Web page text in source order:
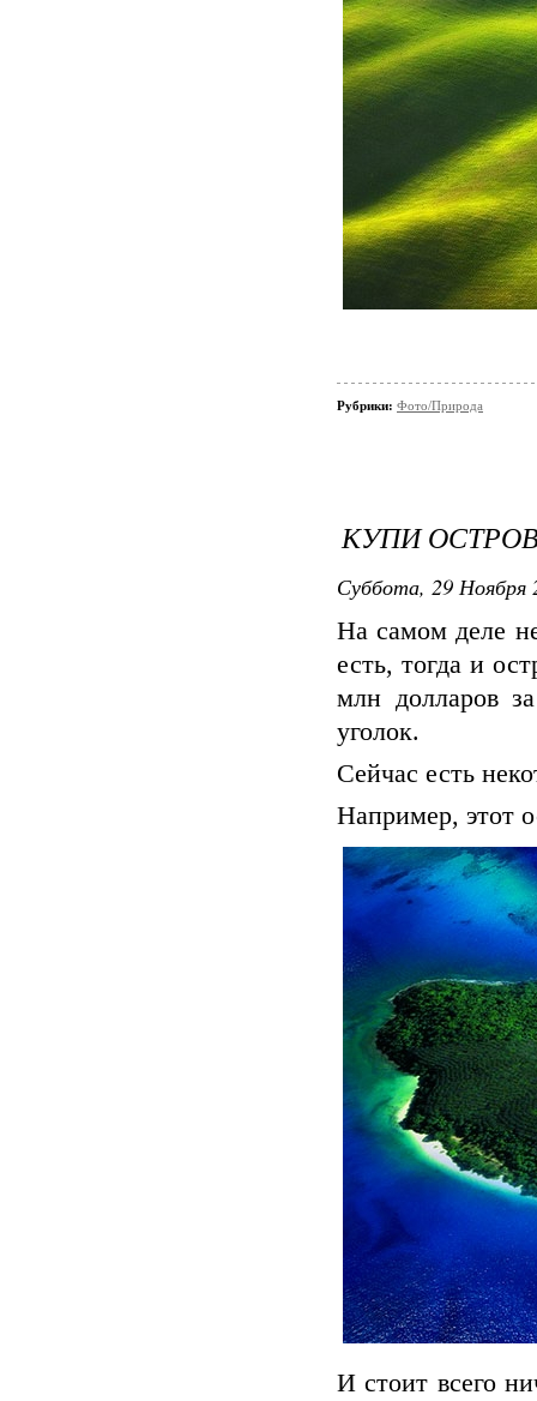
Рубрики: Фото/Природа
КУПИ
Суббота, 29 Ноября
На самом деле
есть, тогда и
млн долларов
уголок.
Сейчас есть
Например, этот
И стоит всего